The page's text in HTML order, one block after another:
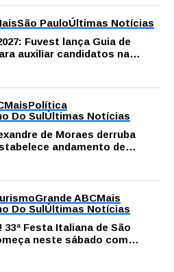
São PauloÚltimas Notícias
Fuvest lança Guia de
auxiliar candidatos na
MaisPolítica
Do SulÚltimas Notícias
de Moraes derruba
andamento de
contra vereador
Grande ABCMais
Do SulÚltimas Notícias
33ª Festa Italiana de São
neste sábado com
música e solidariedade